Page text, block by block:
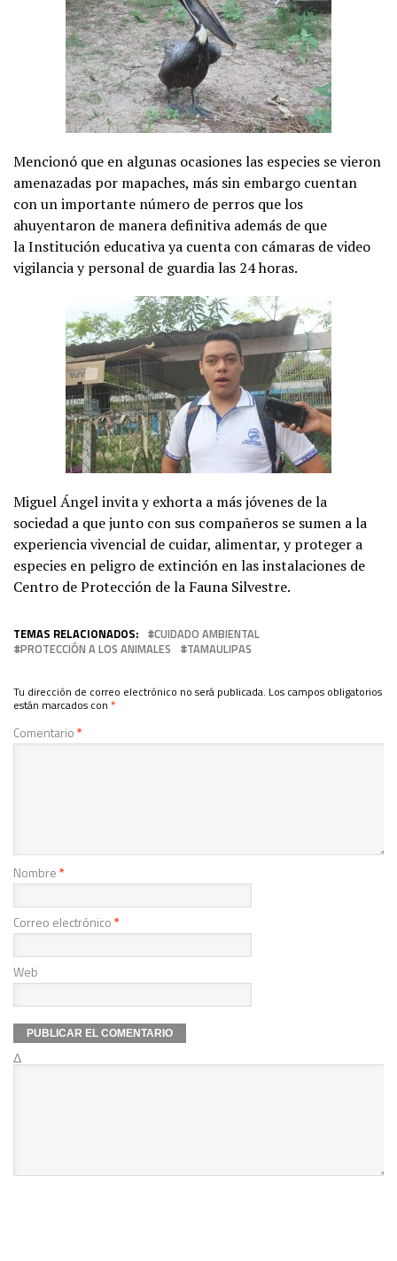
Mencionó que en algunas ocasiones las especies se vieron
amenazadas por mapaches, más sin embargo cuentan
con un importante número de perros que los
ahuyentaron de manera definitiva además de que
la Institución educativa ya cuenta con cámaras de video
vigilancia y personal de guardia las 24 horas.
Miguel Ángel invita y exhorta a más jóvenes de la
sociedad a que junto con sus compañeros se sumen a la
experiencia vivencial de cuidar, alimentar, y proteger a
especies en peligro de extinción en las instalaciones de
Centro de Protección de la Fauna Silvestre.
TEMAS RELACIONADOS:
CUIDADO AMBIENTAL
PROTECCIÓN A LOS ANIMALES
TAMAULIPAS
Tu dirección de correo electrónico no será publicada. Los campos obligatorios
están marcados con *
Comentario*
Nombre*
Correo electrónico*
Web
Δ